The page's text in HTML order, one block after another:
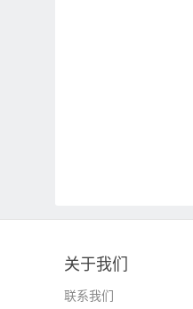
关于我们
联系我们